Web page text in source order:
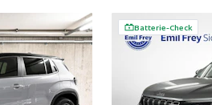
Batterie-Check